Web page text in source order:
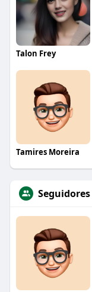
Talon Frey
Tamires Moreira
Seguidores